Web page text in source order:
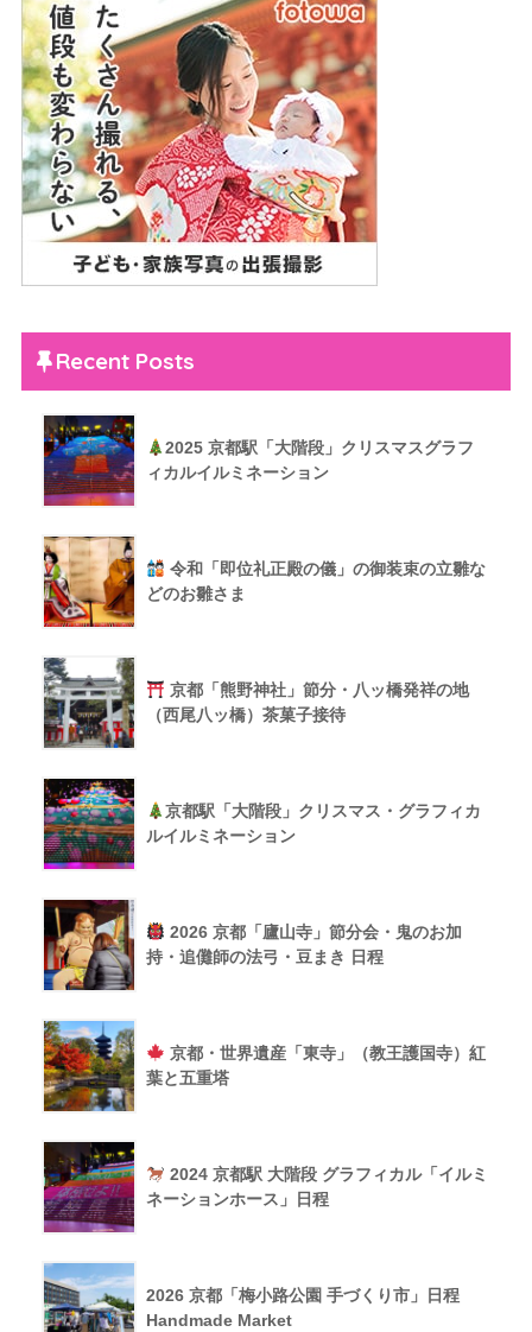
Recent Posts
2025 京都駅「大階段」クリスマスグラフ
ィカルイルミネーション
令和「即位礼正殿の儀」の御装束の立雛な
どのお雛さま
京都「熊野神社」節分・八ッ橋発祥の地
（西尾八ッ橋）茶菓子接待
京都駅「大階段」クリスマス・グラフィカ
ルイルミネーション
2026 京都「廬山寺」節分会・鬼のお加
持・追儺師の法弓・豆まき 日程
京都・世界遺産「東寺」（教王護国寺）紅
葉と五重塔
2024 京都駅 大階段 グラフィカル「イルミ
ネーションホース」日程
2026 京都「梅小路公園 手づくり市」日程
Handmade Market